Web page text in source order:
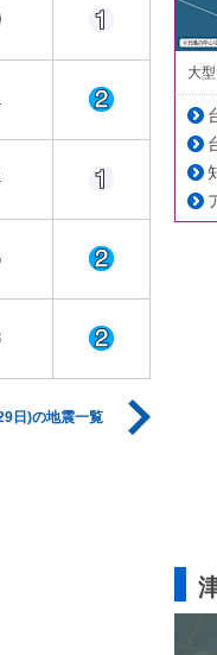
日)の地震一覧
大